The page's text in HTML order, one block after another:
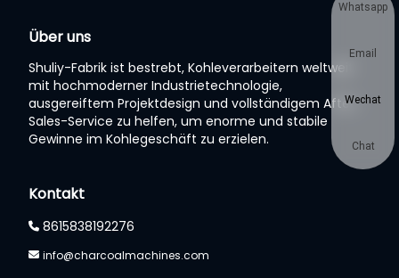
Über uns
Shuliy-Fabrik ist bestrebt, Kohleverarbeitern weltweit
mit hochmoderner Industrietechnologie,
ausgereiftem Projektdesign und vollständigem After-
Sales-Service zu helfen, um enorme und stabile
Gewinne im Kohlegeschäft zu erzielen.
Kontakt
8615838192276
info@charcoalmachines.com
Whatsapp
Email
Wechat
Chat